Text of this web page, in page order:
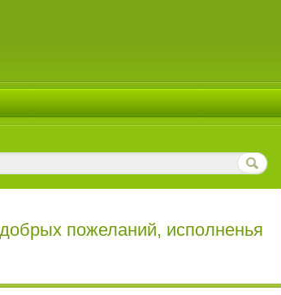
пожеланий, исполненья